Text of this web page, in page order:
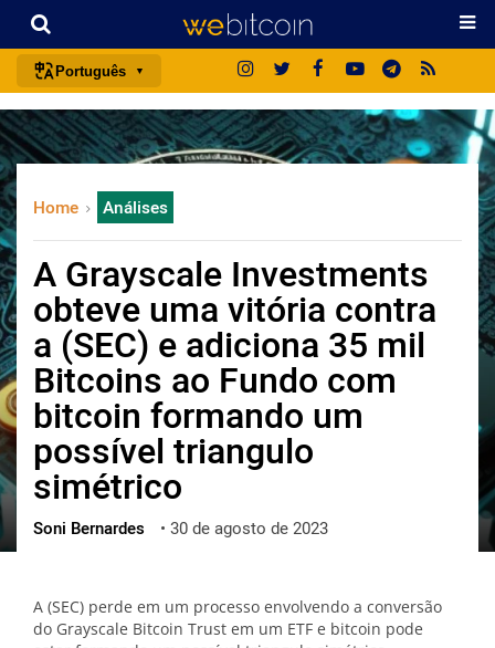
Português
português (BR)
english
français
deutsch
日本語
中文
русский
한국어
العربية
ไทย
ქართული
Home Análises
A Grayscale Investments
obteve uma vitória contra
a (SEC) e adiciona 35 mil
Bitcoins ao Fundo com
bitcoin formando um
possível triangulo
simétrico
Soni Bernardes • 30 de agosto de 2023
A (SEC) perde em um processo envolvendo a conversão
do Grayscale Bitcoin Trust em um ETF e bitcoin pode